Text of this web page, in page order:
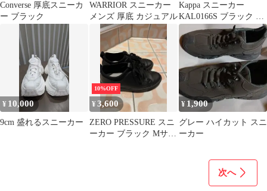
Converse 厚底スニーカ
ー ブラック
WARRIOR スニーカー
メンズ 厚底 カジュアル
Kappa スニーカー
KAL0166S ブラック M
サイズ
¥ 10,000
9cm 盛れるスニーカー
10%OFF
¥3,600
ZERO PRESSURE スニ
ーカー ブラック Mサイ
¥ 1,900
グレー ハイカット スニ
ーカー
次へ